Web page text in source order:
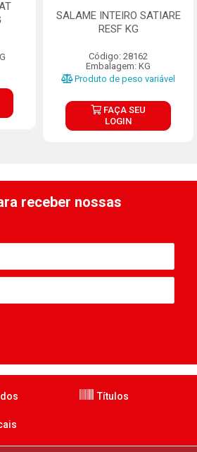
SALAME INTEIRO SATIARE
RESF KG
Código: 28162
Embalagem: KG
Produto de peso variável
FAÇA SEU
LOGIN
receber nossas
Títulos